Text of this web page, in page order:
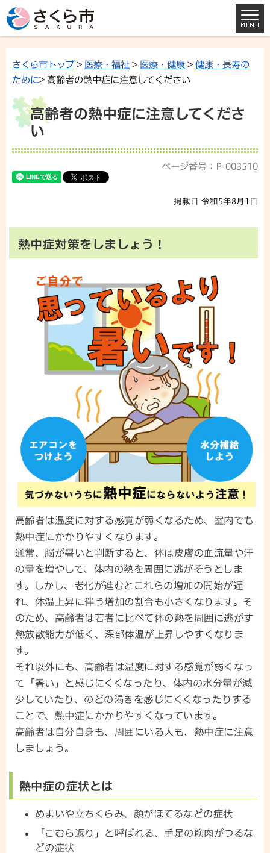
さくら市トップ> 医療・福祉 > 医療・健康 > 健康・長寿の
ために> 高齢者の熱中症に注意してください
高齢者の熱中症に注意してくださ
い
ページ番号：P-003510
掲載日 令和5年8月1日
熱中症対策をしましょう！
高齢者は温度に対する感覚が弱くなるため、室内でも
熱中症にかかりやすくなります。
通常、脳が暑いと判断すると、体は皮膚の血流量や汗
の量を増やして、体内の熱を周囲に逃がそうとしま
す。しかし、老化が進むとこれらの増加の開始が遅
れ、体温上昇に伴う増加の割合も小さくなります。そ
のため、高齢者は若者に比べて体の熱を周囲に逃がす
熱放散能力が低く、深部体温が上昇しやすくなりま
す。
それ以外にも、高齢者は温度に対する感覚が弱くなっ
て「暑い」と感じにくくなったり、体内の水分量が減
少していたり、のどの渇きを感じにくくなったりする
ことで、熱中症にかかりやすくなっています。
高齢者は自分自身も、周囲にいる人も、熱中症に注意
しましょう。
熱中症の症状とは
めまいや立ちくらみ、顔がほてるなどの症状
「こむら返り」と呼ばれる、手足の筋肉がつるな
どの症状